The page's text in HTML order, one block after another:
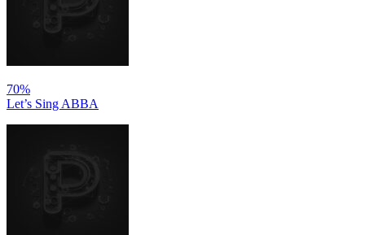
70%
Let’s Sing ABBA